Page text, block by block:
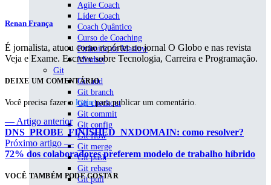
Agile Coach
Líder Coach
Coach Quântico
Curso de Coaching
Pirâmide de Maslow
Mindset
Git
Git add
Git branch
Git checkout
Git commit
Git config
Git flow
Git merge
Git push
Git rebase
Git pull
Renan França
É jornalista, atuou como repórter no jornal O Globo e nas revista
Veja e Exame. Escreve sobre Tecnologia, Carreira e Programação.
DEIXE UM COMENTÁRIO
Você precisa fazer o loginpara publicar um comentário.
— Artigo anterior
DNS_PROBE_FINISHED_NXDOMAIN: como resolver?
Próximo artigo —
72% dos colaboradores preferem modelo de trabalho híbrido
VOCÊ TAMBÉM PODE GOSTAR